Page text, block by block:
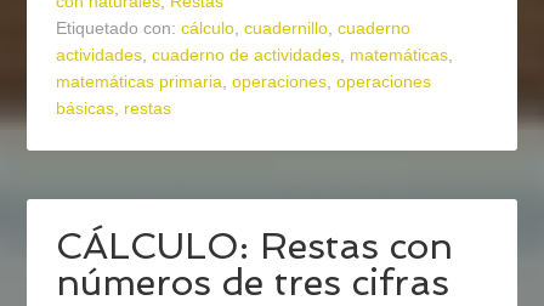
Etiquetado con:cálculo,cuadernillo,cuaderno
actividades,cuaderno de actividades, matemáticas,
matemáticas primaria,operaciones,operaciones
básicas, restas
CÁLCULO: Restas con
números de tres cifras